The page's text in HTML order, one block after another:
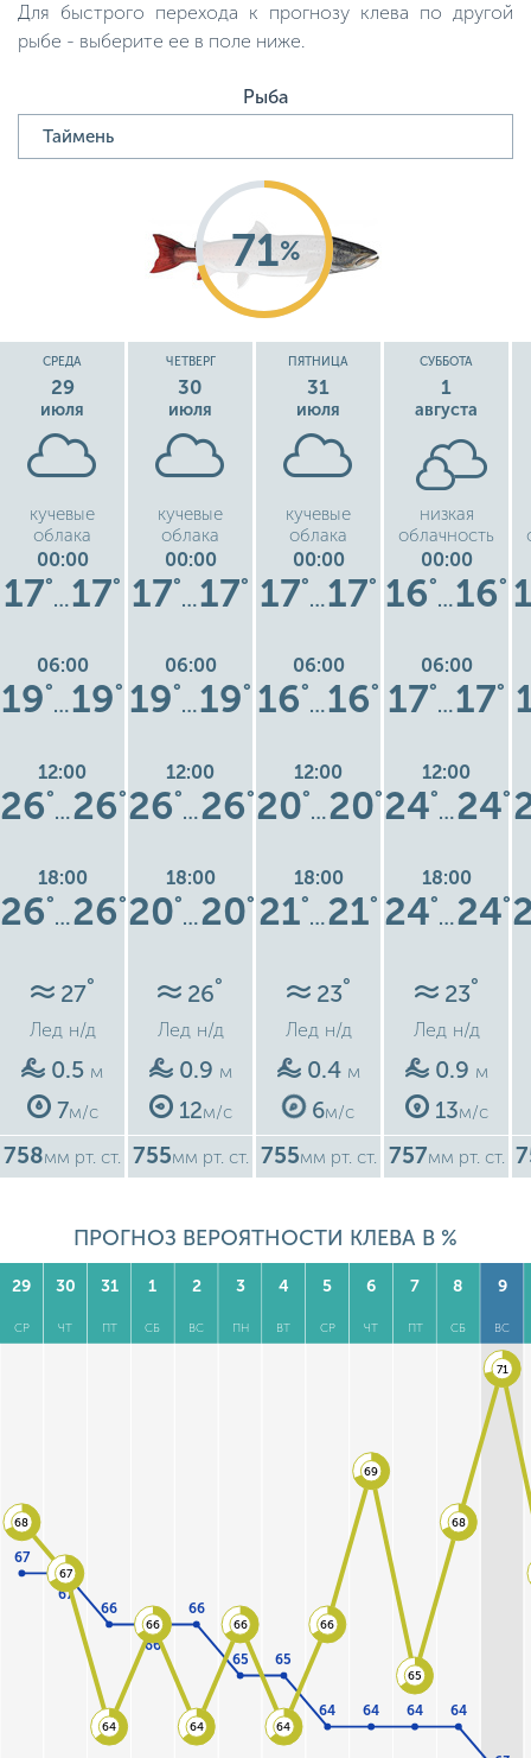
Для быстрого перехода к прогнозу клева по другой
рыбе - выберите ее в поле ниже.
Рыба
71%
СРЕДА
29
июля
кучевые
облака
00:00
17°
…17°
06:00
19°
…19°
12:00
26°
…26°
18:00
26°
…26°
27°
Лед н/д
0.5 м
7м/с
758мм рт. ст.
ЧЕТВЕРГ
30
июля
кучевые
облака
00:00
17°
…17°
06:00
19°
…19°
12:00
26°
…26°
18:00
20°
…20°
26°
Лед н/д
0.9 м
12м/с
755мм рт. ст.
ПЯТНИЦА
31
июля
кучевые
облака
00:00
17°
…17°
06:00
16°
…16°
12:00
20°
…20°
18:00
21°
…21°
23°
Лед н/д
0.4 м
6м/с
755мм рт. ст.
СУББОТА
1
августа
низкая
облачность
00:00
16°
…16°
06:00
17°
…17°
12:00
24°
…24°
18:00
24°
…24°
23°
Лед н/д
0.9 м
13м/с
757мм рт. ст.
ПРОГНОЗ ВЕРОЯТНОСТИ КЛЕВА В %
29
СР
30
ЧТ
31
ПТ
1
СБ
2
ВС
3
ПН
4
ВТ
5
СР
6
ЧТ
7
ПТ
8
СБ
9
ВС
67
67
66
66
66
65 65
64 64 64 64
68
67
64
66
64
66
64
66
69
65
68
71